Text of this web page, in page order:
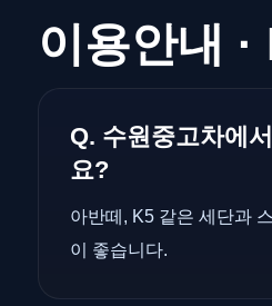
이용안내 ·
Q. 수원중고차에
요?
아반떼, K5 같은 세단과
이 좋습니다.